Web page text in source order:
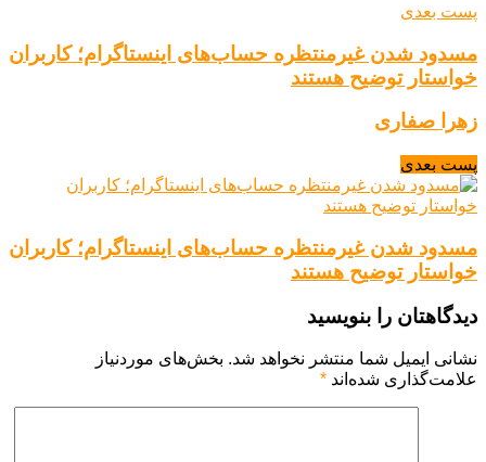
پست بعدی
مسدود شدن غیرمنتظره حساب‌های اینستاگرام؛ کاربران
خواستار توضیح هستند
زهرا صفاری
پست بعدی
مسدود شدن غیرمنتظره حساب‌های اینستاگرام؛ کاربران
خواستار توضیح هستند
دیدگاهتان را بنویسید
نشانی ایمیل شما منتشر نخواهد شد. بخش‌های موردنیاز
علامت‌گذاری شده‌اند *